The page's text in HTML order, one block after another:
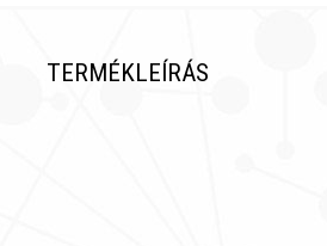
TERMÉKLEÍRÁS